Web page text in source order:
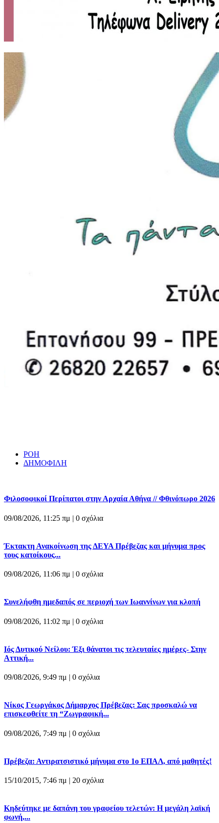
ΡΟΗ
ΔΗΜΟΦΙΛΗ
Φιλοσοφικοί Περίπατοι στην Αρχαία Αθήνα // Φθινόπωρο 2026
09/08/2026, 11:25 πμ | 0 σχόλια
Έκτακτη Ανακοίνωση της ΔΕΥΑ Πρέβεζας και μήνυμα προς
τους κατοίκους...
09/08/2026, 11:06 πμ | 0 σχόλια
Συνελήφθη ημεδαπός σε περιοχή των Ιωαννίνων για κλοπή
09/08/2026, 11:02 πμ | 0 σχόλια
Ιός Δυτικού Νείλου: Έξι θάνατοι τις τελευταίες ημέρες- Στην
Αττική...
09/08/2026, 9:49 πμ | 0 σχόλια
Νίκος Γεωργάκος Δήμαρχος Πρέβεζας: Σας προσκαλώ να
επισκεφθείτε τη “Ζωγραφική...
09/08/2026, 7:49 πμ | 0 σχόλια
Πρέβεζα: Αντιρατσιστικό μήνυμα στο 1ο ΕΠΑΛ, από μαθητές!
15/10/2015, 7:46 πμ | 20 σχόλια
Κηδεύτηκε με δαπάνη του γραφείου τελετών: Η μεγάλη λαϊκή
φωνή,...